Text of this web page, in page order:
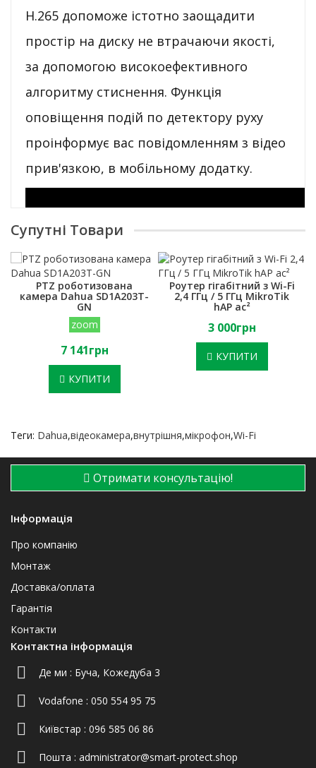
H.265 допоможе істотно заощадити
простір на диску не втрачаючи якості,
за допомогою високоефективного
алгоритму стиснення. Функція
оповіщення подій по детектору руху
проінформує вас повідомленням з відео
прив'язкою, в мобільному додатку.
Супутні Товари
PTZ роботизована
камера Dahua SD1A203T-
GN
zoom
7 141грн
КУПИТИ
Роутер гігабітний з Wi-Fi
2,4 ГГц / 5 ГГц MikroTik
hAP ac²
3 000грн
КУПИТИ
Теги: Dahua,відеокамера,внутрішня,мікрофон,Wi-Fi
Отримати консультацію!
Інформація
Про компанію
Монтаж
Доставка/оплата
Гарантія
Контакти
Контактна інформація
Де ми : Буча, Кожедуба 3
Vodafone : 050 554 95 75
Київстар : 096 585 06 86
Пошта : administrator@smart-protect.shop